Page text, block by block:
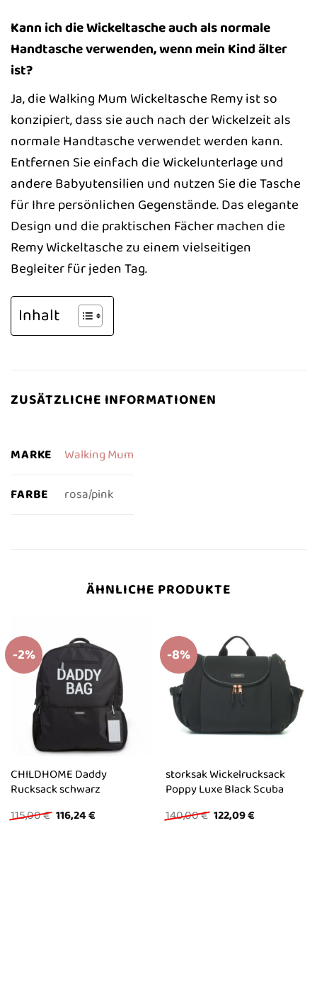
Kann ich die Wickeltasche auch als normale
Handtasche verwenden, wenn mein Kind älter
ist?
Ja, die Walking Mum Wickeltasche Remy ist so
konzipiert, dass sie auch nach der Wickelzeit als
normale Handtasche verwendet werden kann.
Entfernen Sie einfach die Wickelunterlage und
andere Babyutensilien und nutzen Sie die Tasche
für Ihre persönlichen Gegenstände. Das elegante
Design und die praktischen Fächer machen die
Remy Wickeltasche zu einem vielseitigen
Begleiter für jeden Tag.
Inhalt
ZUSÄTZLICHE INFORMATIONEN
MARKE Walking Mum
FARBE rosa/pink
ÄHNLICHE PRODUKTE
-2%
CHILDHOME Daddy
Rucksack schwarz
115,00€ Ursprünglicher
Preis
116,24€Aktueller
-8%
storksak Wickelrucksack
Poppy Luxe Black Scuba
140,00€ Ursprünglicher
Preis
122,09€Aktueller